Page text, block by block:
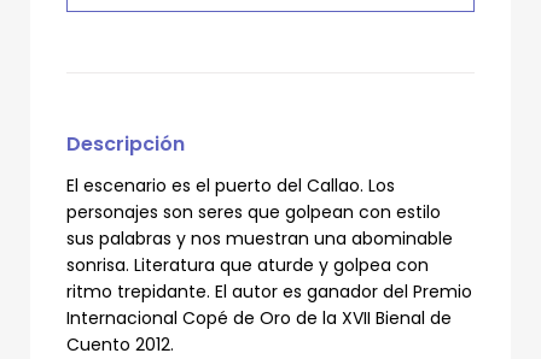
Descripción
El escenario es el puerto del Callao. Los
personajes son seres que golpean con estilo
sus palabras y nos muestran una abominable
sonrisa. Literatura que aturde y golpea con
ritmo trepidante. El autor es ganador del Premio
Internacional Copé de Oro de la XVII Bienal de
Cuento 2012.